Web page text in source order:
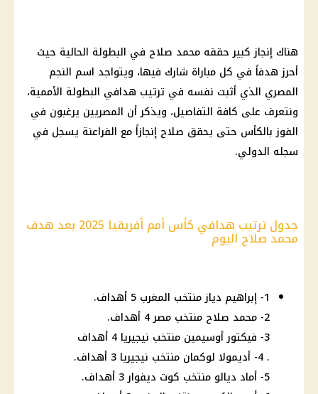
هناك إنجاز كبير حققه محمد صلاح في البطولة الحالية حيث
أحرز هدفاً في كل مباراة شارك فيها، ويتواجد اسم النجم
المصري الذي أثبت نفسه في ترتيب هدافي البطولة الأممية،
ونتعرف على كافة التفاصيل، ويذكر أن المصريين يرغبون في
الفوز بالكأس حتى يحقق صلاح إنجازاً مع الفراعنة يسجل في
سجله الدولي.
جدول ترتيب هدافي كأس أمم أفريقيا 2025 بعد هدف
محمد صلاح اليوم
1- إبراهيم دياز منتخب المغرب 5 أهداف.
2- محمد صلاح منتخب مصر 4 أهداف.
3- فيكتور أوسيمين منتخب نيجيريا 4 أهداف
. 4- أديمولا لوكمان منتخب نيجيريا 3 أهداف.
5- أماد ديالو منتخب كوت ديفوار 3 أهداف.